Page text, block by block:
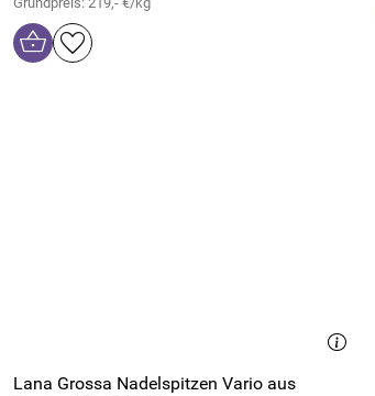
Lana Grossa Nadelspitzen Vario aus